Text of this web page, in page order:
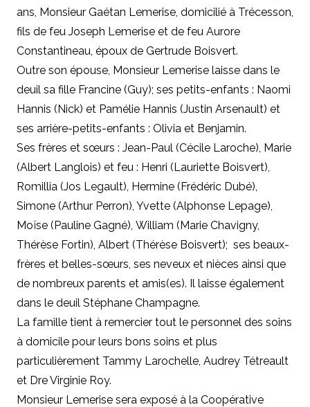
ans, Monsieur Gaétan Lemerise, domicilié à Trécesson,
fils de feu Joseph Lemerise et de feu Aurore
Constantineau, époux de Gertrude Boisvert.
Outre son épouse, Monsieur Lemerise laisse dans le
deuil sa fille Francine (Guy); ses petits-enfants : Naomi
Hannis (Nick) et Pamélie Hannis (Justin Arsenault) et
ses arrière-petits-enfants : Olivia et Benjamin.
Ses frères et sœurs : Jean-Paul (Cécile Laroche), Marie
(Albert Langlois) et feu : Henri (Lauriette Boisvert),
Romillia (Jos Legault), Hermine (Frédéric Dubé),
Simone (Arthur Perron), Yvette (Alphonse Lepage),
Moïse (Pauline Gagné), William (Marie Chavigny,
Thérèse Fortin), Albert (Thérèse Boisvert); ses beaux-
frères et belles-sœurs, ses neveux et nièces ainsi que
de nombreux parents et amis(es). Il laisse également
dans le deuil Stéphane Champagne.
La famille tient à remercier tout le personnel des soins
à domicile pour leurs bons soins et plus
particulièrement Tammy Larochelle, Audrey Tétreault
et Dre Virginie Roy.
Monsieur Lemerise sera exposé à la Coopérative